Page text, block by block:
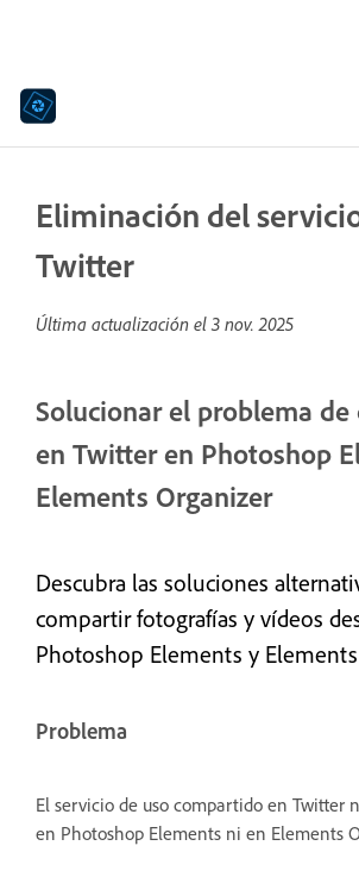
Eliminación del
Twitter
Última actualización el 3 nov. 2025
Solucionar el problema
en Twitter en Photoshop
Elements Organizer
Descubra las soluciones
compartir fotografías y vídeos
Photoshop Elements y
Problema
El servicio de uso compartido en Twitter
en Photoshop Elements ni en Elements